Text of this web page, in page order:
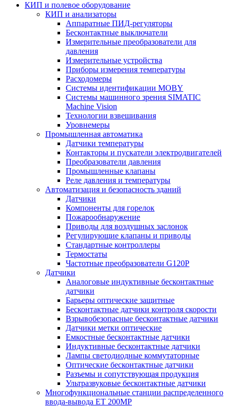
КИП и полевое оборудование
КИП и анализаторы
Аппаратные ПИД-регуляторы
Бесконтактные выключатели
Измерительные преобразователи для
давления
Измерительные устройства
Приборы измерения температуры
Расходомеры
Системы идентификации MOBY
Системы машинного зрения SIMATIC
Machine Vision
Технологии взвешивания
Уровнемеры
Промышленная автоматика
Датчики температуры
Контакторы и пускатели электродвигателей
Преобразователи давления
Промышленные клапаны
Реле давления и температуры
Автоматизация и безопасность зданий
Датчики
Компоненты для горелок
Пожарообнаружение
Приводы для воздушных заслонок
Регулирующие клапаны и приводы
Стандартные контроллеры
Термостаты
Частотные преобразователи G120P
Датчики
Аналоговые индуктивные бесконтактные
датчики
Барьеры оптические защитные
Бесконтактные датчики контроля скорости
Взрывобезопасные бесконтактные датчики
Датчики метки оптические
Емкостные бесконтактные датчики
Индуктивные бесконтактные датчики
Лампы светодиодные коммутаторные
Оптические бесконтактные датчики
Разъемы и сопутствующая продукция
Ультразвуковые бесконтактные датчики
Многофункциональные станции распределенного
ввода-вывода ET 200MP